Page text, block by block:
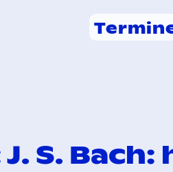
J. S.